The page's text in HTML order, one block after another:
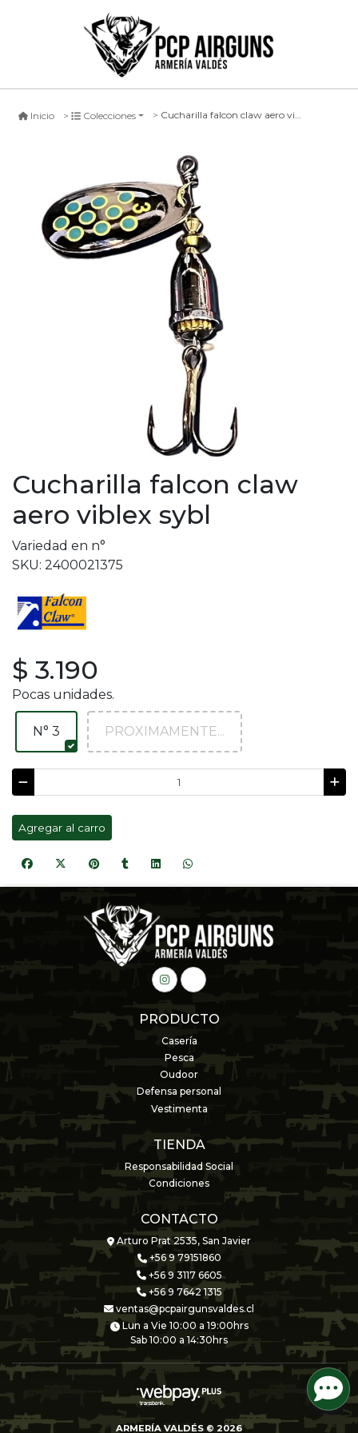
Inicio Colecciones Cucharilla falcon claw aero viblex sybl
Cucharilla falcon claw
aero viblex sybl
Variedad en n°
SKU: 2400021375
$ 3.190
Pocas unidades.
N° 3 PROXIMAMENTE...
Agregar al carro
PRODUCTO
Casería
Pesca
Oudoor
Defensa personal
Vestimenta
TIENDA
Responsabilidad Social
Condiciones
CONTACTO
Arturo Prat 2535, San Javier
+56 9 79151860
+56 9 3117 6605
+56 9 7642 1315
ventas@pcpairgunsvaldes.cl
Lun a Vie 10:00 a 19:00hrs
Sab 10:00 a 14:30hrs
ARMERÍA VALDÉS © 2026